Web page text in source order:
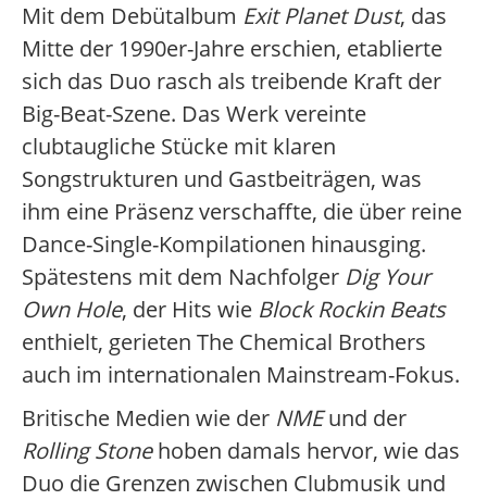
Mit dem Debütalbum Exit Planet Dust, das
Mitte der 1990er-Jahre erschien, etablierte
sich das Duo rasch als treibende Kraft der
Big-Beat-Szene. Das Werk vereinte
clubtaugliche Stücke mit klaren
Songstrukturen und Gastbeiträgen, was
ihm eine Präsenz verschaffte, die über reine
Dance-Single-Kompilationen hinausging.
Spätestens mit dem Nachfolger Dig Your
Own Hole, der Hits wie Block Rockin Beats
enthielt, gerieten The Chemical Brothers
auch im internationalen Mainstream-Fokus.
Britische Medien wie der NMEund der
Rolling Stonehoben damals hervor, wie das
Duo die Grenzen zwischen Clubmusik und